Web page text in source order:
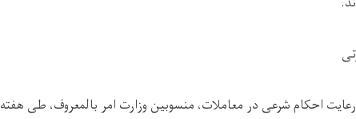
احکام شرعی در معاملات، منسوبین وزارت امر بالمعروف، طی هفته